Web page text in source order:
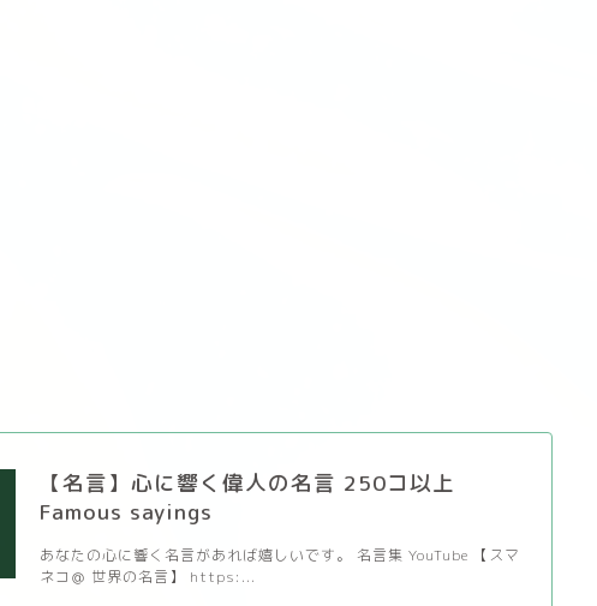
【名言】心に響く偉人の名言 250コ以上
Famous sayings
あなたの心に響く名言があれば嬉しいです。 名言集 YouTube 【スマ
ネコ＠ 世界の名言】 https:...